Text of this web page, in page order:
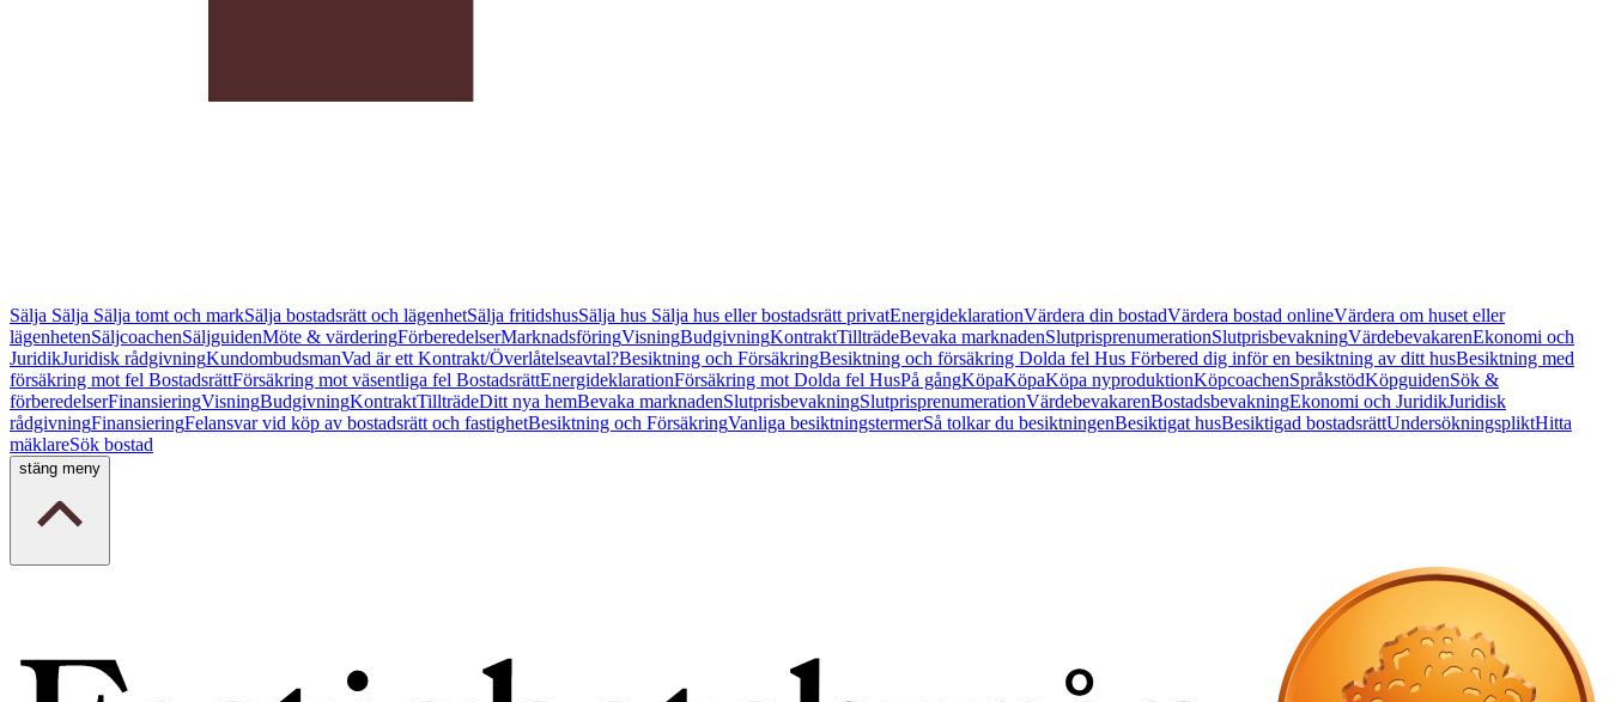
Sälja Sälja Sälja tomt och markSälja bostadsrätt och lägenhetSälja fritidshusSälja hus Sälja hus eller bostadsrätt privatEnergideklarationVärdera din bostadVärdera bostad onlineVärdera om huset eller
lägenhetenSäljcoachenSäljguidenMöte & värderingFörberedelserMarknadsföringVisningBudgivningKontraktTillträdeBevaka marknadenSlutprisprenumerationSlutprisbevakningVärdebevakarenEkonomi och
JuridikJuridisk rådgivningKundombudsmanVad är ett Kontrakt/Överlåtelseavtal?Besiktning och FörsäkringBesiktning och försäkring Dolda fel Hus Förbered dig inför en besiktning av ditt husBesiktning med
försäkring mot fel BostadsrättFörsäkring mot väsentliga fel BostadsrättEnergideklarationFörsäkring mot Dolda fel HusPå gångKöpaKöpaKöpa nyproduktionKöpcoachenSpråkstödKöpguidenSök &
förberedelserFinansieringVisningBudgivningKontraktTillträdeDitt nya hemBevaka marknadenSlutprisbevakningSlutprisprenumerationVärdebevakarenBostadsbevakningEkonomi och JuridikJuridisk
rådgivningFinansieringFelansvar vid köp av bostadsrätt och fastighetBesiktning och FörsäkringVanliga besiktningstermerSå tolkar du besiktningenBesiktigat husBesiktigad bostadsrättUndersökningspliktHitta
mäklareSök bostad
stäng meny